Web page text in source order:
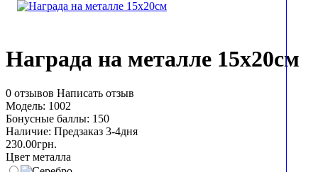
Награда на металле 15х20см
0 отзывов Написать отзыв
Модель: 1002
Бонусные баллы: 150
Наличие: Предзаказ 3-4дня
230.00грн.
Цвет металла